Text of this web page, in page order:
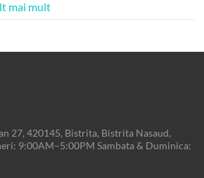
mai mult
27, 420145, Bistrita, Bistrita Nasaud,
9:00AM–5:00PM Sambata & Duminica: